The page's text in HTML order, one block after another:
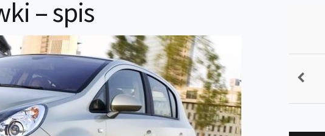
– spis